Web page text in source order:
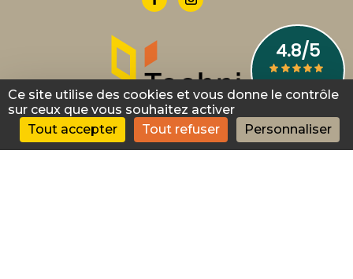
182 rue Albert Einstein
Ce site utilise des cookies et vous donne le contrôle
sur ceux que vous souhaitez activer
Tout accepter
Tout refuser Personnaliser